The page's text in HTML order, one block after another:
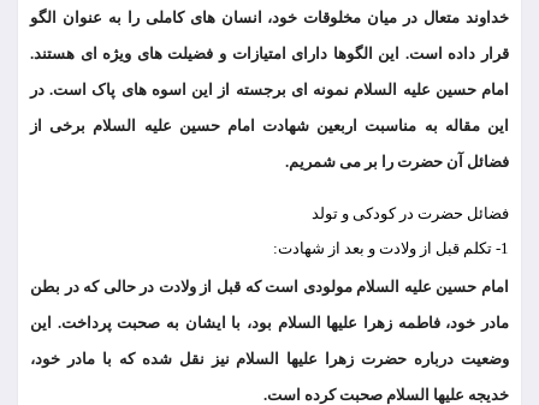
خداوند متعال در میان مخلوقات خود، انسان های کاملی را به عنوان الگو
قرار داده است. این الگوها دارای امتیازات و فضیلت های ویژه ای هستند.
امام حسین علیه السلام نمونه ای برجسته از این اسوه های پاک است. در
این مقاله به مناسبت اربعین شهادت امام حسین علیه السلام برخی از
فضائل آن حضرت را بر می شمریم.
فضائل حضرت در کودکی و تولد
1- تکلم قبل از ولادت و بعد از شهادت:
امام حسین علیه السلام مولودی است که قبل از ولادت در حالی که در بطن
مادر خود، فاطمه زهرا علیها السلام بود، با ایشان به صحبت پرداخت. این
وضعیت درباره حضرت زهرا علیها السلام نیز نقل شده که با مادر خود،
خدیجه علیها السلام صحبت کرده است.